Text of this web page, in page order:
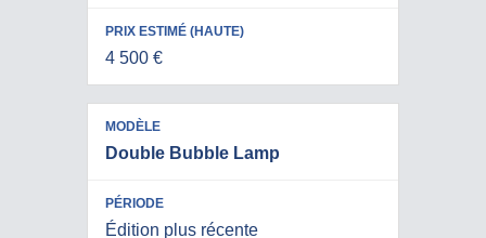
4 500 €
Double Bubble Lamp
Édition plus récente